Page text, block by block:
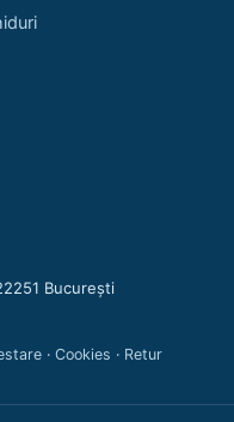
București
· Cookies · Retur